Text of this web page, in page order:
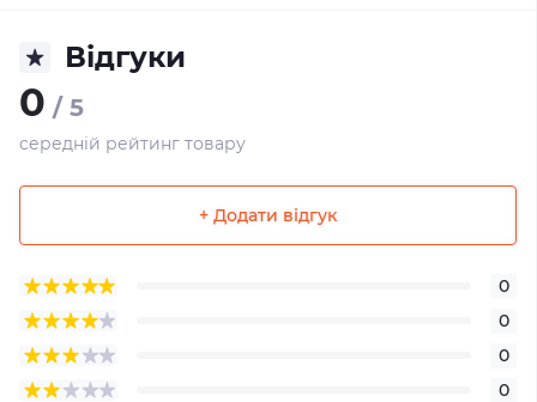
Відгуки
0 / 5
середній рейтинг товару
+ Додати відгук
0
0
0
0